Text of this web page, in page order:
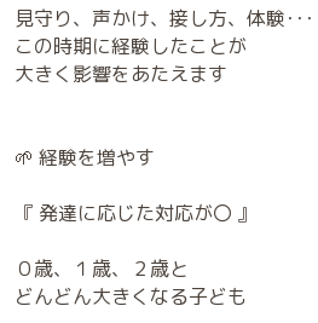
見守り、声かけ、接し方、体験･･･
この時期に経験したことが
大きく影響をあたえます
🌱 経験を増やす
『 発達に応じた対応が〇 』
０歳、１歳、２歳と
どんどん大きくなる子ども